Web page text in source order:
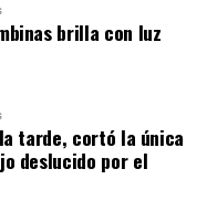
brilla con luz
tarde, cortó la única
deslucido por el